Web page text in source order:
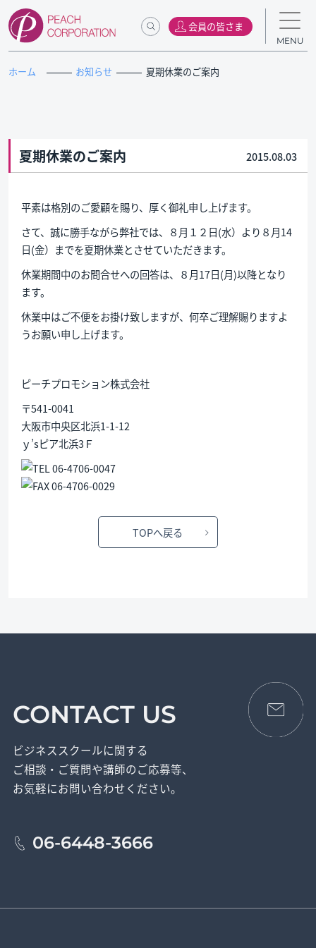
会員の皆さま
MENU
ホーム お知らせ 夏期休業のご案内
夏期休業のご案内 2015.08.03
平素は格別のご愛顧を賜り、厚く御礼申し上げます。
さて、誠に勝手ながら弊社では、８月１２日(水）より８月14
日(金）までを夏期休業とさせていただきます。
休業期間中のお問合せへの回答は、８月17日(月)以降となり
ます。
休業中はご不便をお掛け致しますが、何卒ご理解賜りますよ
うお願い申し上げます。
ピーチプロモション株式会社
〒541-0041
大阪市中央区北浜1-1-12
ｙ’sピア北浜3Ｆ
TOPへ戻る
CONTACT US
ビジネススクールに関する
ご相談・ご質問や講師のご応募等、
お気軽にお問い合わせください。
06-6448-3666